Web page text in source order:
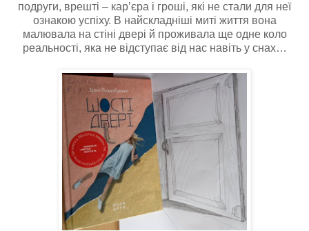
подруги, врешті – кар’єра і гроші, які не стали для неї
ознакою успіху. В найскладніші миті життя вона
малювала на стіні двері й проживала ще одне коло
реальності, яка не відступає від нас навіть у снах…